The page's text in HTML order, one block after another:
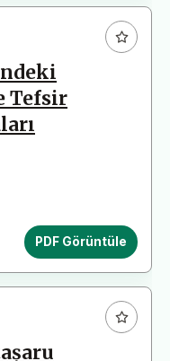
Tefsir
PDF Görüntüle